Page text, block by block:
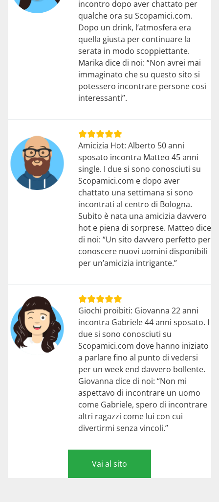
incontro dopo aver chattato per
qualche ora su Scopamici.com.
Dopo un drink, l’atmosfera era
quella giusta per continuare la
serata in modo scoppiettante.
Marika dice di noi: “Non avrei mai
immaginato che su questo sito si
potessero incontrare persone così
interessanti”.
Amicizia Hot: Alberto 50 anni
sposato incontra Matteo 45 anni
single. I due si sono conosciuti su
Scopamici.com e dopo aver
chattato una settimana si sono
incontrati al centro di Bologna.
Subito è nata una amicizia davvero
hot e piena di sorprese. Matteo dice
di noi: “Un sito davvero perfetto per
conoscere nuovi uomini disponibili
per un’amicizia intrigante.”
Giochi proibiti: Giovanna 22 anni
incontra Gabriele 44 anni sposato. I
due si sono conosciuti su
Scopamici.com dove hanno iniziato
a parlare fino al punto di vedersi
per un week end davvero bollente.
Giovanna dice di noi: “Non mi
aspettavo di incontrare un uomo
come Gabriele, spero di incontrare
altri ragazzi come lui con cui
divertirmi senza vincoli.”
Vai al sito